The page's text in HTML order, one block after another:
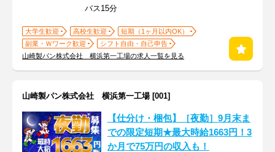
バス15分
大学生歓迎 高校生歓迎
短期（1ヶ月以内OK）
副業・Ｗワーク歓迎
シフト自由・自己申告
山崎製パン株式会社 横浜第一工場の求人一覧を見る
山崎製パン株式会社 横浜第一工場 [001]
【仕分け・梱包】［夜勤］9月末ま
での限定短期★最大時給1663円！3
か月で75万円の収入も！